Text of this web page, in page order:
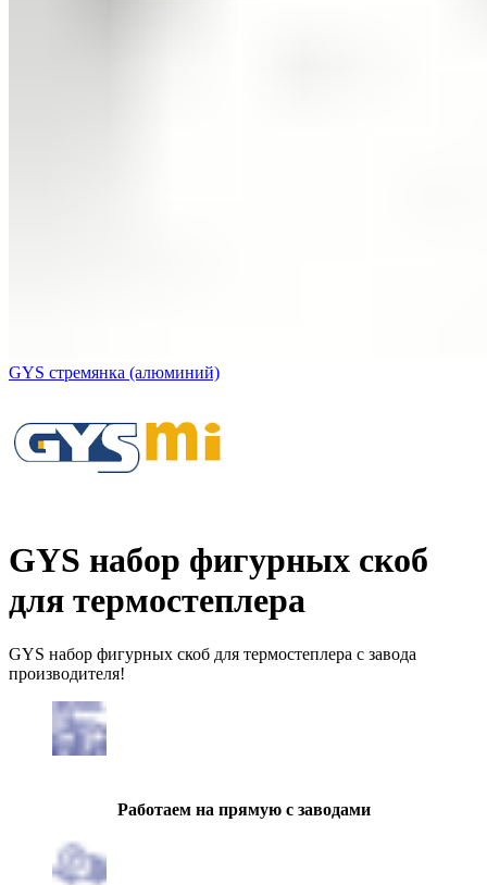
GYS стремянка (алюминий)
GYS набор фигурных скоб
для термостеплера
GYS набор фигурных скоб для термостеплера с завода
производителя!
Работаем на прямую с заводами